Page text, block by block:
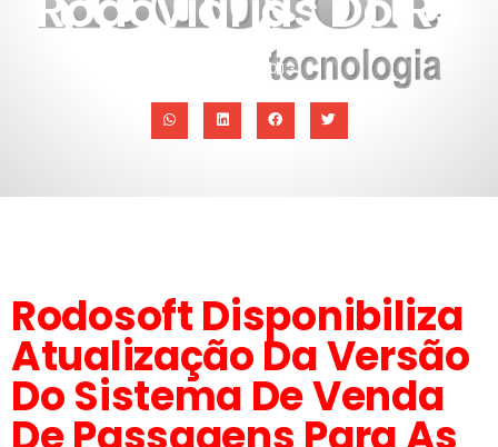
31/07/2013
Rodosoft Disponibiliza
Atualização Da Versão
Do Sistema De Venda